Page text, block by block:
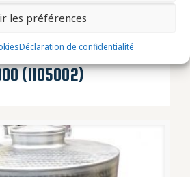
les préférences
Déclaration de confidentialité
LIQUIDE ET/OU PÂTEUX
(1105002)